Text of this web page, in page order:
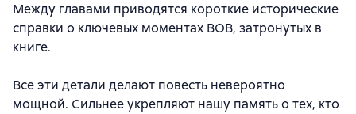
Между главами приводятся короткие исторические
справки о ключевых моментах ВОВ, затронутых в
книге.
Все эти детали делают повесть невероятно
мощной. Сильнее укрепляют нашу память о тех, кто